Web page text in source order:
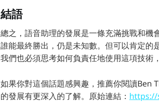
結語
總之，語音助理的發展是一條充滿挑戰和
誰能最終勝出，仍是未知數。但可以肯定的
我們也必須思考如何負責任地使用這項技術
如果你對這個話題感興趣，推薦你閱讀
的發展有更深入的了解。原始連結： https://